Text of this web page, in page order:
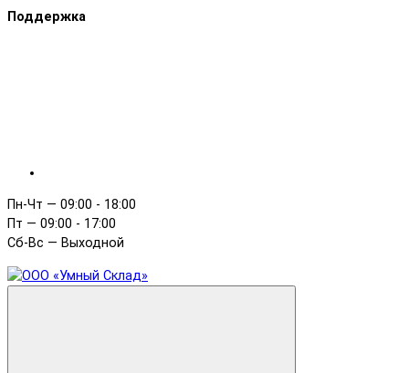
Поддержка
Пн-Чт — 09:00 - 18:00
Пт — 09:00 - 17:00
Сб-Вс — Выходной